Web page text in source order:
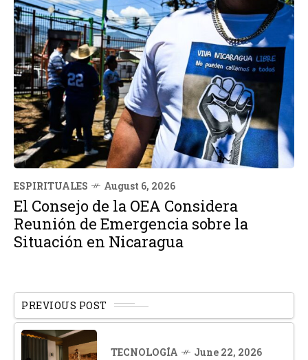
ESPIRITUALES August 6, 2026
El Consejo de la OEA Considera
Reunión de Emergencia sobre la
Situación en Nicaragua
PREVIOUS POST
TECNOLOGÍA June 22, 2026